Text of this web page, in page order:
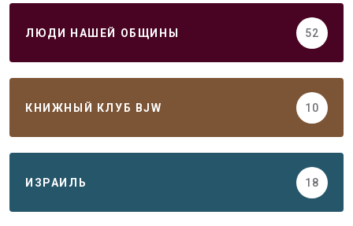
ЛЮДИ НАШЕЙ ОБЩИНЫ 52
КНИЖНЫЙ КЛУБ BJW 10
ИЗРАИЛЬ 18